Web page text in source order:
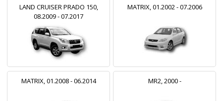
LAND CRUISER PRADO 150,
08.2009 - 07.2017
MATRIX, 01.2002 - 07.2006
MATRIX, 01.2008 - 06.2014 MR2, 2000 -